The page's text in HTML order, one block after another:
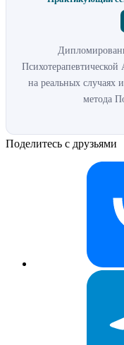
на реальных случаях
метода
Поделитесь с друзьями